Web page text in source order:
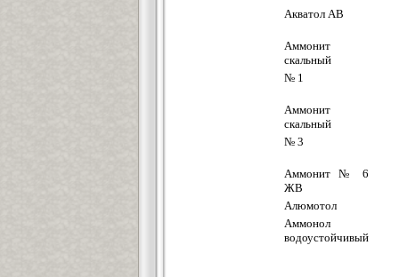
Акватол АВ
Аммонит
скальный
№ 1
Аммонит
скальный
№ 3
Аммонит № 6
ЖВ
Алюмотол
Аммонол
водоустойчивый